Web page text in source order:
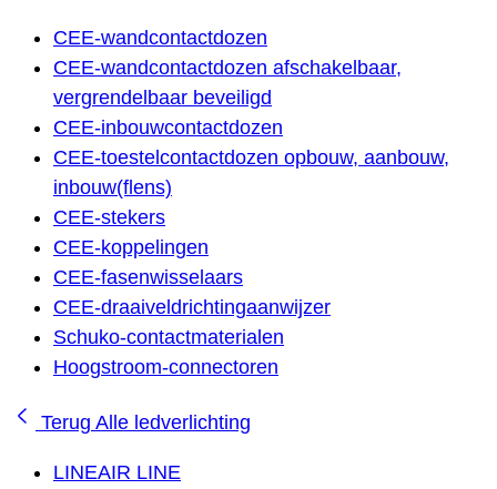
CEE-wandcontactdozen
CEE-wandcontactdozen afschakelbaar,
vergrendelbaar beveiligd
CEE-inbouwcontactdozen
CEE-toestelcontactdozen opbouw, aanbouw,
inbouw(flens)
CEE-stekers
CEE-koppelingen
CEE-fasenwisselaars
CEE-draaiveldrichtingaanwijzer
Schuko-contactmaterialen
Hoogstroom-connectoren
Terug Alle ledverlichting
LINEAIR LINE